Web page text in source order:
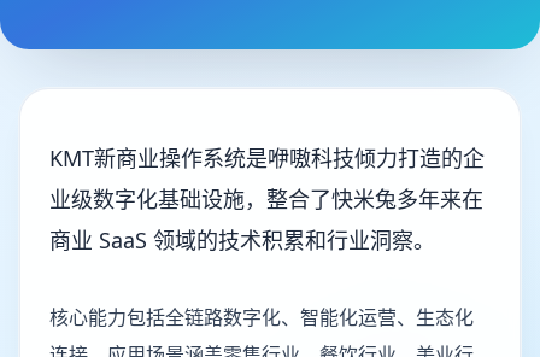
KMT新商业操作系统是咿嗷科技倾力打造的企
业级数字化基础设施，整合了快米兔多年来在
商业 SaaS 领域的技术积累和行业洞察。
核心能力包括全链路数字化、智能化运营、生态化